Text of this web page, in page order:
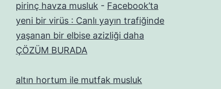
pirinç havza musluk - Facebook’ta
yeni bir virüs : Canlı yayın trafiğinde
yaşanan bir elbise azizliği daha
ÇÖZÜM BURADA
altın hortum ile mutfak musluk